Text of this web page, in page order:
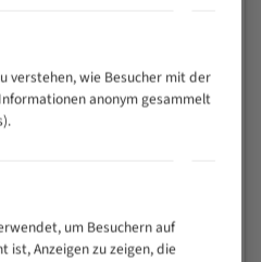
Zahnbruch auch bei
(Materialmischung,
verstehen, wie Besucher mit der
anonym gesammelt
um Besuchern auf
ist, Anzeigen zu zeigen, die